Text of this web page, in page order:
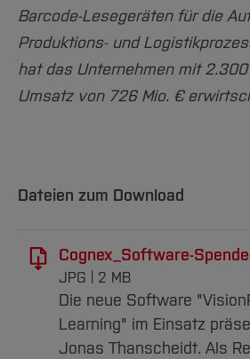
Barcode-Lesegeräten für die
Produktions- und
hat das Unternehmen mit
Umsatz von 726 Mio. €
Dateien zum Download
Cognex_Software-
JPG 2 MB
Die neue Software
Learning" im Einsatz
Jonas Thanscheidt. Als